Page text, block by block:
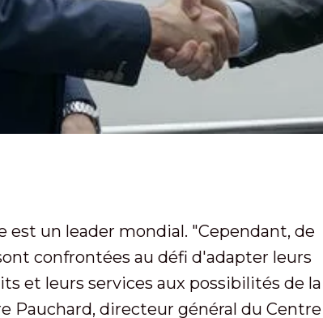
est un leader mondial. "Cependant, de
confrontées au défi d'adapter leurs
et leurs services aux possibilités de la
Pauchard, directeur général du Centre